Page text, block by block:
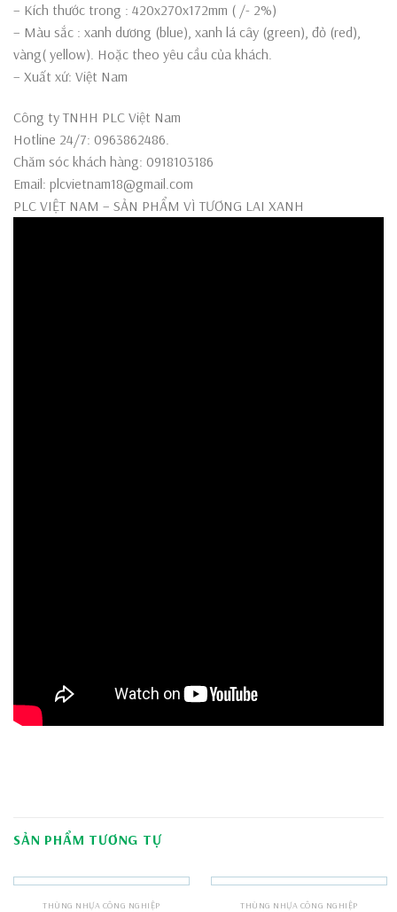
– Kích thước trong : 420x270x172mm ( /- 2%)
– Màu sắc : xanh dương (blue), xanh lá cây (green), đỏ (red),
vàng( yellow). Hoặc theo yêu cầu của khách.
– Xuất xứ: Việt Nam
Công ty TNHH PLC Việt Nam
Hotline 24/7: 0963862486.
Chăm sóc khách hàng: 0918103186
Email: plcvietnam18@gmail.com
PLC VIỆT NAM – SẢN PHẨM VÌ TƯƠNG LAI XANH
SẢN PHẨM TƯƠNG TỰ
THÙNG NHỰA CÔNG NGHIỆP THÙNG NHỰA CÔNG NGHIỆP